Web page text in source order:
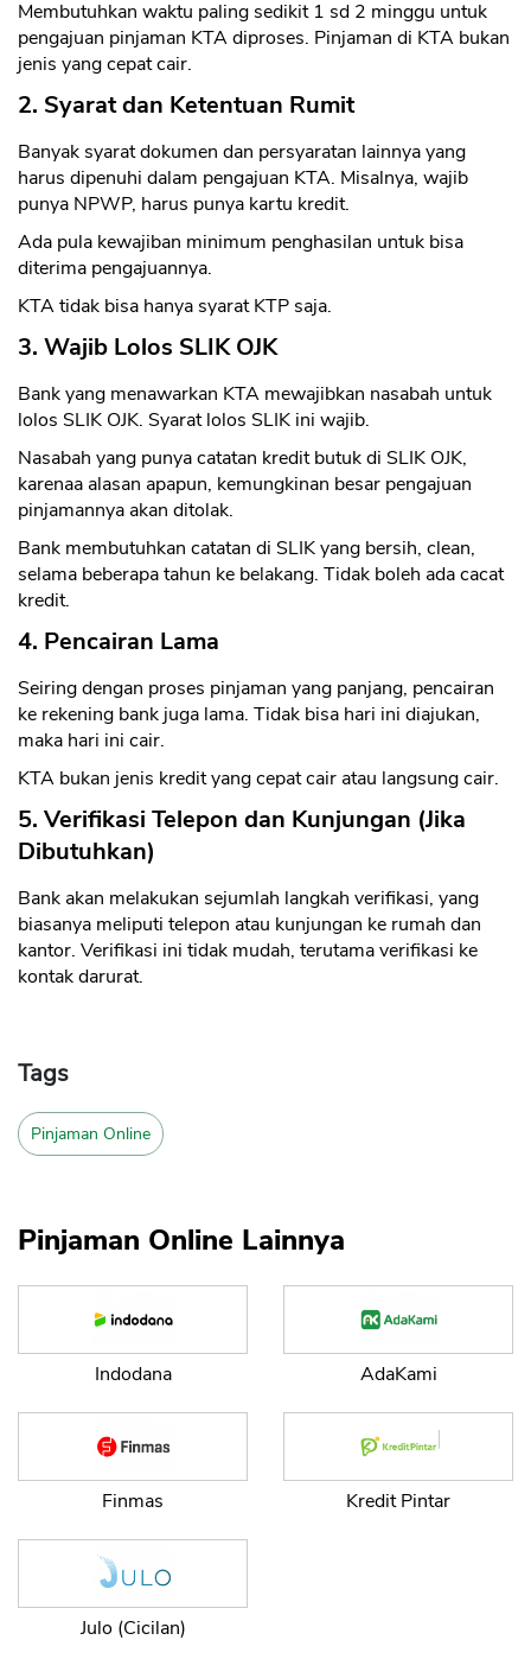
Membutuhkan waktu paling sedikit 1 sd 2 minggu untuk
pengajuan pinjaman KTA diproses. Pinjaman di KTA bukan
jenis yang cepat cair.
2. Syarat dan Ketentuan Rumit
Banyak syarat dokumen dan persyaratan lainnya yang
harus dipenuhi dalam pengajuan KTA. Misalnya, wajib
punya NPWP, harus punya kartu kredit.
Ada pula kewajiban minimum penghasilan untuk bisa
diterima pengajuannya.
KTA tidak bisa hanya syarat KTP saja.
3. Wajib Lolos SLIK OJK
Bank yang menawarkan KTA mewajibkan nasabah untuk
lolos SLIK OJK. Syarat lolos SLIK ini wajib.
Nasabah yang punya catatan kredit butuk di SLIK OJK,
karenaa alasan apapun, kemungkinan besar pengajuan
pinjamannya akan ditolak.
Bank membutuhkan catatan di SLIK yang bersih, clean,
selama beberapa tahun ke belakang. Tidak boleh ada cacat
kredit.
4. Pencairan Lama
Seiring dengan proses pinjaman yang panjang, pencairan
ke rekening bank juga lama. Tidak bisa hari ini diajukan,
maka hari ini cair.
KTA bukan jenis kredit yang cepat cair atau langsung cair.
5. Verifikasi Telepon dan Kunjungan (Jika
Dibutuhkan)
Bank akan melakukan sejumlah langkah verifikasi, yang
biasanya meliputi telepon atau kunjungan ke rumah dan
kantor. Verifikasi ini tidak mudah, terutama verifikasi ke
kontak darurat.
Tags
Pinjaman Online
Pinjaman Online Lainnya
Indodana AdaKami
Finmas Kredit Pintar
Julo (Cicilan)